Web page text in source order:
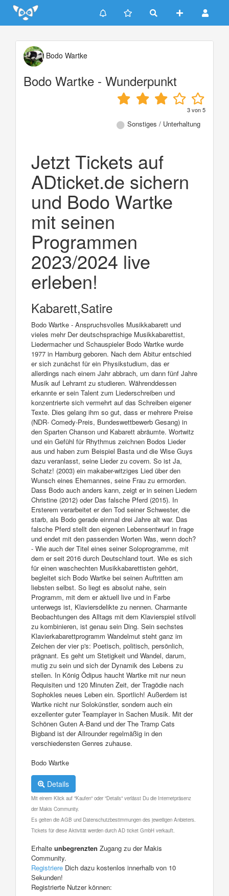
Update cookies preferences
Bodo Wartke
Bodo Wartke - Wunderpunkt
3von5
Sonstiges / Unterhaltung
Jetzt Tickets auf
ADticket.de sichern
und Bodo Wartke
mit seinen
Programmen
2023/2024 live
erleben!
Kabarett,Satire
Bodo Wartke - Anspruchsvolles Musikkabarett und
vieles mehr Der deutschsprachige Musikkabarettist,
Liedermacher und Schauspieler Bodo Wartke wurde
1977 in Hamburg geboren. Nach dem Abitur entschied
er sich zunächst für ein Physikstudium, das er
allerdings nach einem Jahr abbrach, um dann fünf Jahre
Musik auf Lehramt zu studieren. Währenddessen
erkannte er sein Talent zum Liederschreiben und
konzentrierte sich vermehrt auf das Schreiben eigener
Texte. Dies gelang ihm so gut, dass er mehrere Preise
(NDR- Comedy-Preis, Bundeswettbewerb Gesang) in
den Sparten Chanson und Kabarett abräumte. Wortwitz
und ein Gefühl für Rhythmus zeichnen Bodos Lieder
aus und haben zum Beispiel Basta und die Wise Guys
dazu veranlasst, seine Lieder zu covern. So ist Ja,
Schatz! (2003) ein makaber-witziges Lied über den
Wunsch eines Ehemannes, seine Frau zu ermorden.
Dass Bodo auch anders kann, zeigt er in seinen Liedern
Christine (2012) oder Das falsche Pferd (2015). In
Ersterem verarbeitet er den Tod seiner Schwester, die
starb, als Bodo gerade einmal drei Jahre alt war. Das
falsche Pferd stellt den eigenen Lebensentwurf in frage
und endet mit den passenden Worten Was, wenn doch?
- Wie auch der Titel eines seiner Soloprogramme, mit
dem er seit 2016 durch Deutschland tourt. Wie es sich
für einen waschechten Musikkabarettisten gehört,
begleitet sich Bodo Wartke bei seinen Auftritten am
liebsten selbst. So liegt es absolut nahe, sein
Programm, mit dem er aktuell live und in Farbe
unterwegs ist, Klaviersdelikte zu nennen. Charmante
Beobachtungen des Alltags mit dem Klavierspiel stilvoll
zu kombinieren, ist genau sein Ding. Sein sechstes
Klavierkabarettprogramm Wandelmut steht ganz im
Zeichen der vier p's: Poetisch, politisch, persönlich,
prägnant. Es geht um Stetigkeit und Wandel, darum,
mutig zu sein und sich der Dynamik des Lebens zu
stellen. In König Ödipus haucht Wartke mit nur neun
Requisiten und 120 Minuten Zeit, der Tragödie nach
Sophokles neues Leben ein. Sportlich! Außerdem ist
Wartke nicht nur Solokünstler, sondern auch ein
exzellenter guter Teamplayer in Sachen Musik. Mit der
Schönen Guten A-Band und der The Tramp Cats
Bigband ist der Allrounder regelmäßig in den
verschiedensten Genres zuhause.
Bodo Wartke
Details
Mit einem Klick auf "Kaufen" oder "Details" verlässt Du die Internetpräsenz
der Makis Community.
Es gelten die AGB und Datenschutzbestimmungen des jeweiligen Anbieters.
Tickets für diese Aktivität werden durch AD ticket GmbH verkauft.
Erhalte unbegrenzten Zugang zu der Makis
Community.
Registriere Dich dazu kostenlos innerhalb von 10
Sekunden!
Registrierte Nutzer können: